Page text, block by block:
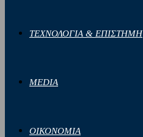
ΤΕΧΝΟΛΟΓΙΑ & ΕΠΙΣΤΗΜΗ
MEDIA
ΟΙΚΟΝΟΜΙΑ